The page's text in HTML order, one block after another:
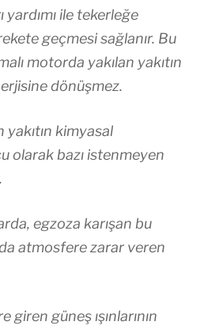
yardımı ile tekerleğe
geçmesi sağlanır. Bu
motorda yakılan yakıtın
dönüşmez.
yakıtın kimyasal
olarak bazı istenmeyen
egzoza karışan bu
atmosfere zarar veren
güneş ışınlarının